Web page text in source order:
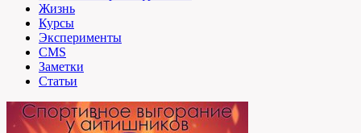
Жизнь
Курсы
Эксперименты
CMS
Заметки
Статьи